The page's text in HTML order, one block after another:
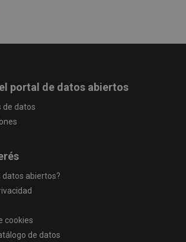
portal de datos abiertos
de datos
datos abiertos?
cookies
de datos